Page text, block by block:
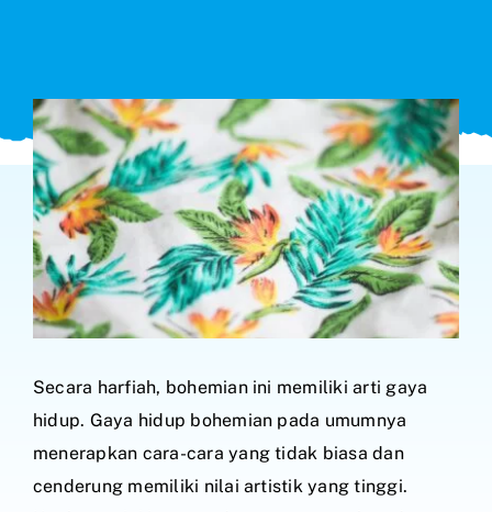
Secara harfiah, bohemian ini memiliki arti gaya
hidup. Gaya hidup bohemian pada umumnya
menerapkan cara-cara yang tidak biasa dan
cenderung memiliki nilai artistik yang tinggi.